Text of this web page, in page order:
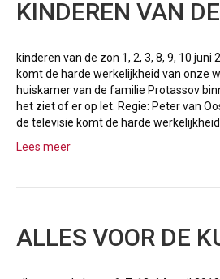
KINDEREN VAN
kinderen van de zon 1, 2, 3, 8, 9, 10 juni
komt de harde werkelijkheid van onze
huiskamer van de familie Protassov
het ziet of er op let. Regie: Peter van
de televisie komt de harde werkelijkheid
Lees meer
ALLES VOOR DE